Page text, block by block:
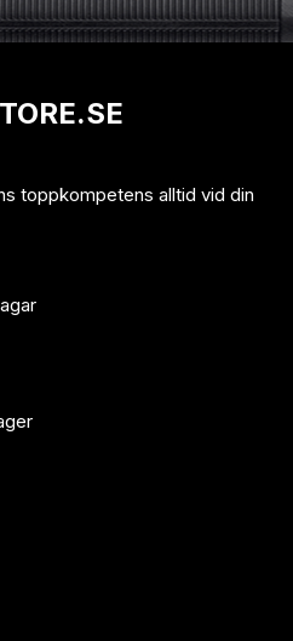
toppkompetens alltid vid din